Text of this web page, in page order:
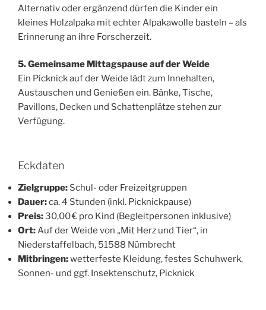
Alternativ oder ergänzend dürfen die Kinder ein
kleines Holzalpaka mit echter Alpakawolle basteln – als
Erinnerung an ihre Forscherzeit.
5. Gemeinsame Mittagspause auf der Weide
Ein Picknick auf der Weide lädt zum Innehalten,
Austauschen und Genießen ein. Bänke, Tische,
Pavillons, Decken und Schattenplätze stehen zur
Verfügung.
Eckdaten
Zielgruppe: Schul- oder Freizeitgruppen
Dauer:ca. 4 Stunden (inkl. Picknickpause)
Preis:30,00 € pro Kind (Begleitpersonen inklusive)
Ort:Auf der Weide von „Mit Herz und Tier“, in
Niederstaffelbach, 51588 Nümbrecht
Mitbringen:wetterfeste Kleidung, festes Schuhwerk,
Sonnen- und ggf. Insektenschutz, Picknick